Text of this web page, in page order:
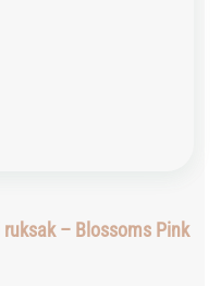
– Blossoms Pink